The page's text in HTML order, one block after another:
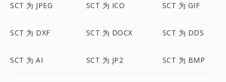
SCT 为 JPEG SCT 为 ICO SCT 为 GIF
SCT 为 DXF SCT 为 DOCX SCT 为 DDS
SCT 为 AI SCT 为 JP2 SCT 为 BMP